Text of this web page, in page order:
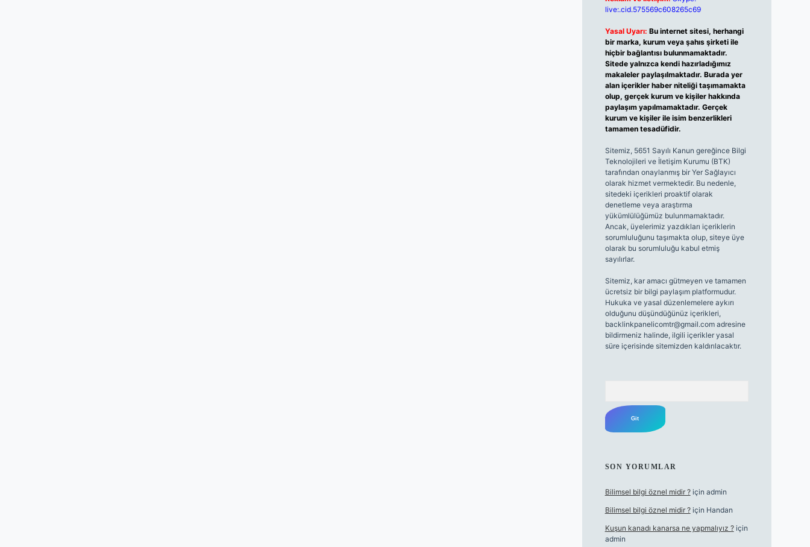
live:.cid.575569c608265c69
Yasal Uyarı: Bu internet sitesi, herhangi
bir marka, kurum veya şahıs şirketi ile
hiçbir bağlantısı bulunmamaktadır.
Sitede yalnızca kendi hazırladığımız
makaleler paylaşılmaktadır. Burada yer
alan içerikler haber niteliği taşımamakta
olup, gerçek kurum ve kişiler hakkında
paylaşım yapılmamaktadır. Gerçek
kurum ve kişiler ile isim benzerlikleri
tamamen tesadüfidir.
Sitemiz, 5651 Sayılı Kanun gereğince Bilgi
Teknolojileri ve İletişim Kurumu (BTK)
tarafından onaylanmış bir Yer Sağlayıcı
olarak hizmet vermektedir. Bu nedenle,
sitedeki içerikleri proaktif olarak
denetleme veya araştırma
yükümlülüğümüz bulunmamaktadır.
Ancak, üyelerimiz yazdıkları içeriklerin
sorumluluğunu taşımakta olup, siteye üye
olarak bu sorumluluğu kabul etmiş
sayılırlar.
Sitemiz, kar amacı gütmeyen ve tamamen
ücretsiz bir bilgi paylaşım platformudur.
Hukuka ve yasal düzenlemelere aykırı
olduğunu düşündüğünüz içerikleri,
backlinkpanelicomtr@gmail.comadresine
bildirmeniz halinde, ilgili içerikler yasal
süre içerisinde sitemizden kaldırılacaktır.
SON YORUMLAR
Bilimsel bilgi öznel midir ?için admin
Bilimsel bilgi öznel midir ?için Handan
Kuşun kanadı kanarsa ne yapmalıyız ?için
admin